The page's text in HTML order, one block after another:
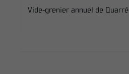
Vide-grenier annuel de